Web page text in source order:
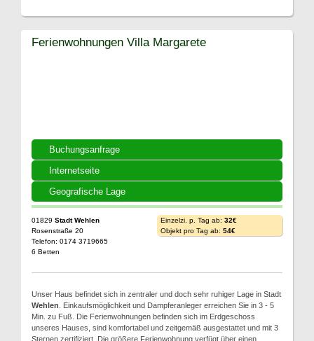
Buchungsanfrage
Internetseite
Geografische Lage
Ferienwohnungen Villa Margarete
01829 Stadt Wehlen
Rosenstraße 20
Telefon: 0174 3719665
6 Betten
Einzelzi. p. Tag ab: 32€
Objekt pro Tag ab: 54€
Unser Haus befindet sich in zentraler und doch sehr ruhiger Lage in Stadt
Wehlen . Einkaufsmöglichkeit und Dampferanleger erreichen Sie in 3 - 5
Min. zu Fuß. Die Ferienwohnungen befinden sich im Erdgeschoss
unseres Hauses, sind komfortabel und zeitgemäß ausgestattet und mit 3
Sternen zertifiziert. Die größere Ferienwohnung verfügt über einen